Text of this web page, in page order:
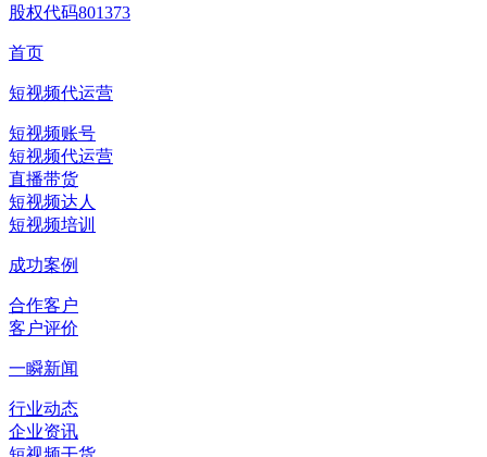
股权代码801373
首页
短视频代运营
短视频账号
短视频代运营
直播带货
短视频达人
短视频培训
成功案例
合作客户
客户评价
一瞬新闻
行业动态
企业资讯